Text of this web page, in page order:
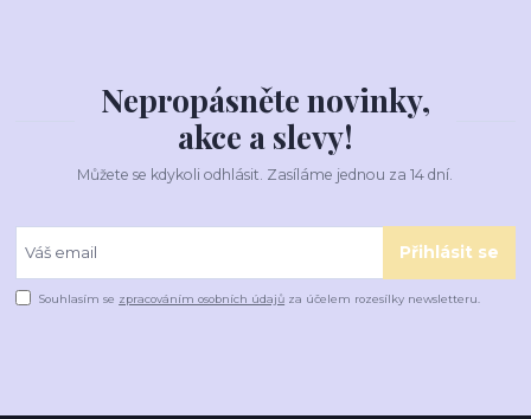
Nepropásněte novinky,
akce a slevy!
Můžete se kdykoli odhlásit. Zasíláme jednou za 14 dní.
Přihlásit se
Souhlasím se zpracováním osobních údajů za účelem rozesílky newsletteru.